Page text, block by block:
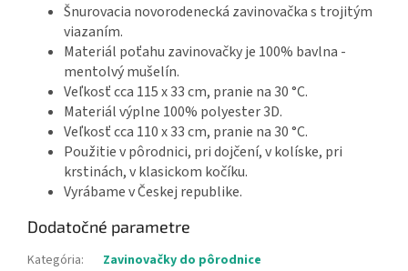
Šnurovacia novorodenecká zavinovačka s trojitým
viazaním.
Materiál poťahu zavinovačky je 100% bavlna -
mentolvý mušelín.
Veľkosť cca 115 x 33 cm, pranie na 30 °C.
Materiál výplne 100% polyester 3D.
Veľkosť cca 110 x 33 cm, pranie na 30 °C.
Použitie v pôrodnici, pri dojčení, v kolíske, pri
krstinách, v klasickom kočíku.
Vyrábame v Českej republike.
Dodatočné parametre
Kategória:
Zavinovačky do pôrodnice